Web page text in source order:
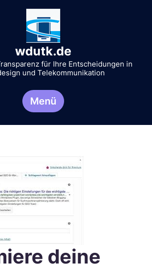
wdutk.de
für Ihre Entscheidungen in
und Telekommunikation
Menü
deine